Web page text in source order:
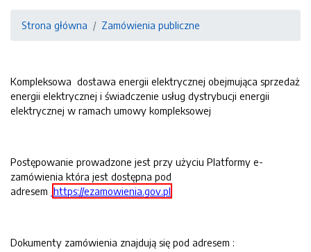
Strona główna Zamówienia publiczne
Kompleksowa dostawa energii elektrycznej obejmująca sprzedaż
energii elektrycznej i świadczenie usług dystrybucji energii
elektrycznej w ramach umowy kompleksowej
Postępowanie prowadzone jest przy użyciu Platformy e-
zamówienia która jest dostępna pod
adresem https://ezamowienia.gov.pl
Dokumenty zamówienia znajdują się pod adresem :